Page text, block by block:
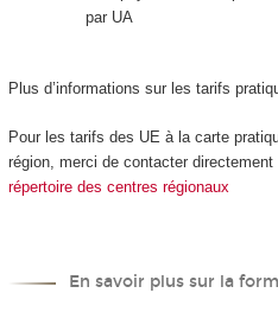
par UA
Plus d’informations sur les tarifs
Pour les tarifs des UE à la carte
région, merci de contacter
répertoire des centres régionaux
En savoir plus sur la